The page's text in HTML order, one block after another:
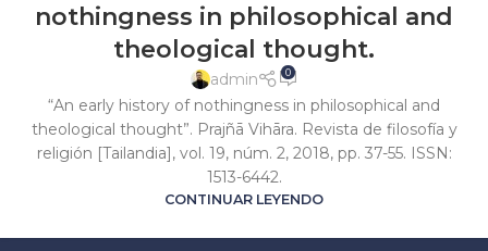
nothingness in philosophical and
theological thought.
admin 0
“An early history of nothingness in philosophical and
theological thought”. Prajñā Vihāra. Revista de filosofía y
religión [Tailandia], vol. 19, núm. 2, 2018, pp. 37-55. ISSN:
1513-6442.
CONTINUAR LEYENDO